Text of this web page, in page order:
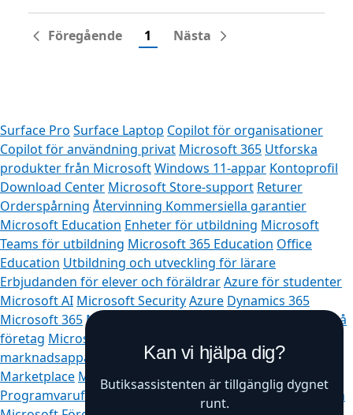
Föregående 1 Nästa
Surface Pro Surface Laptop Copilot för organisationer
Copilot för användning privat Microsoft 365 Utforska
produkter från MicrosoftWindows 11-appar Kontoprofil
Download Center Microsoft Store-support Returer
Orderspårning Återvinning Kommersiella garantier
Microsoft Education Enheter för utbildning Microsoft
Teams för utbildning Microsoft 365 Education Office
Education Utbildning och utveckling för lärare
Erbjudanden för elever och föräldrarAzure för studenter
Microsoft AI Microsoft SecurityAzure Dynamics 365
Microsoft 365Microsoft 365 Copilot
Små
företag Microsoft Developer
marknadsappar
Microsoft Tech CommunityMicrosoft
Marketplace Microsoft Power Platform
Programvaruföretag
Karriärmöjligheter
Om
Kan vi hjälpa dig?
Butiksassistenten är tillgänglig dygnet
runt.